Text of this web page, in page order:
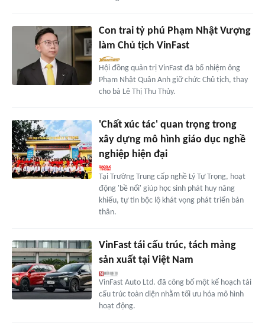
Con trai tỷ phú Phạm Nhật Vượng
làm Chủ tịch VinFast
Hội đồng quản trị VinFast đã bổ nhiệm ông
Phạm Nhật Quân Anh giữ chức Chủ tịch, thay
cho bà Lê Thị Thu Thủy.
'Chất xúc tác' quan trọng trong
xây dựng mô hình giáo dục nghề
nghiệp hiện đại
Tại Trường Trung cấp nghề Lý Tự Trọng, hoạt
động 'bề nổi' giúp học sinh phát huy năng
khiếu, tự tin bộc lộ khát vọng phát triển bản
thân.
VinFast tái cấu trúc, tách mảng
sản xuất tại Việt Nam
VinFast Auto Ltd. đã công bố một kế hoạch tái
cấu trúc toàn diện nhằm tối ưu hóa mô hình
hoạt động.